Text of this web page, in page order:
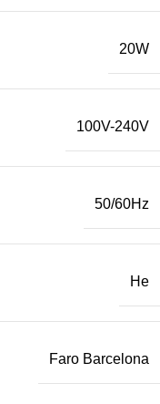
20W
100V-240V
50/60Hz
Не
Faro Barcelona